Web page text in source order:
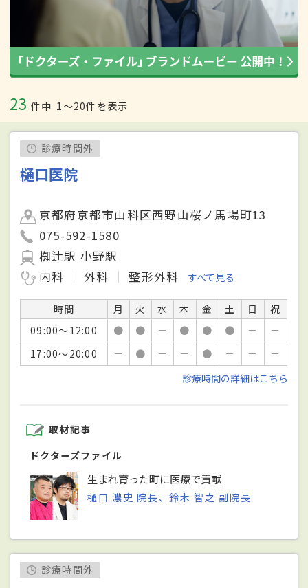
23 件中 1〜20件を表示
診療時間外
樋口医院
京都府京都市山科区西野山桜ノ馬場町13
075-592-1580
椥辻駅 小野駅
内科
外科 整形外科 すべて見る
時間 月 火 水 木 金 土 日
祝
09:00～12:00
● ● － ● ● ● －
－
17:00～20:00
－ ● － － ● － －
－
診療時間の詳細はこちら
取材記事
ドクターズファイル
生まれ育った町に医療で貢献
樋口 濃史 院長、鈴木 智之 副院長
診療時間外